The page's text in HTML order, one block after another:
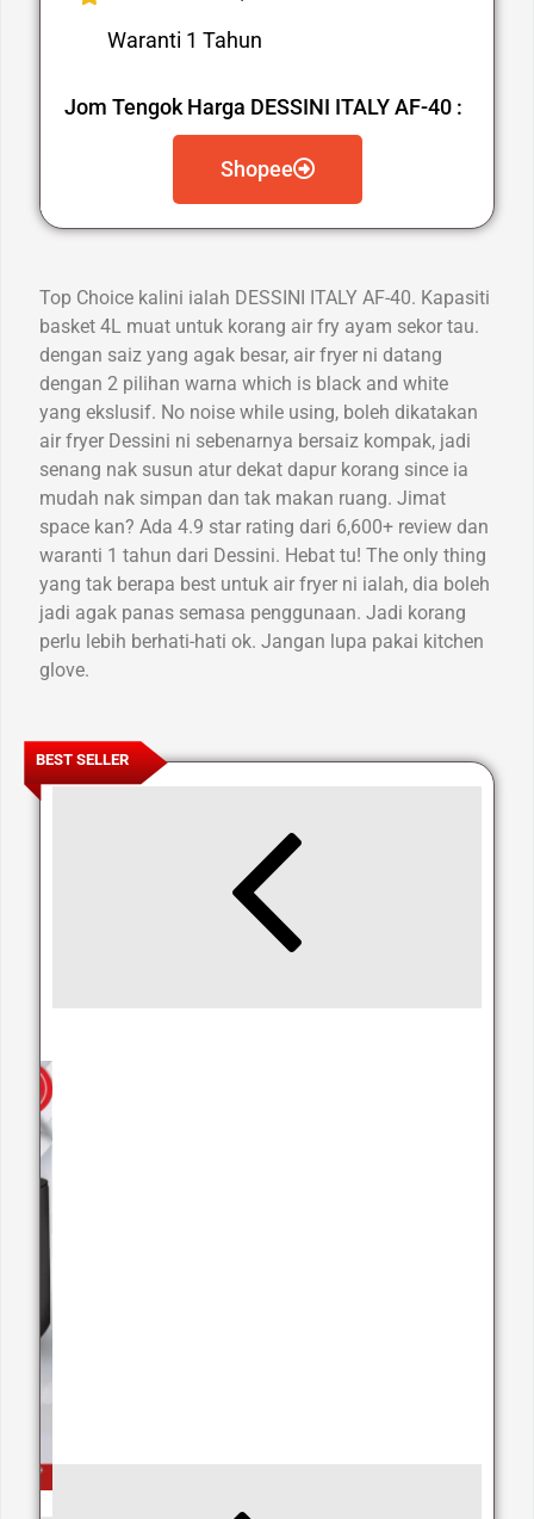
Waranti 1 Tahun
Jom Tengok Harga DESSINI ITALY AF-40 :
Shopee
Top Choice kalini ialah DESSINI ITALY AF-40. Kapasiti
basket 4L muat untuk korang air fry ayam sekor tau.
dengan saiz yang agak besar, air fryer ni datang
dengan 2 pilihan warna which is black and white
yang ekslusif. No noise while using, boleh dikatakan
air fryer Dessini ni sebenarnya bersaiz kompak, jadi
senang nak susun atur dekat dapur korang since ia
mudah nak simpan dan tak makan ruang. Jimat
space kan? Ada 4.9 star rating dari 6,600+ review dan
waranti 1 tahun dari Dessini. Hebat tu! The only thing
yang tak berapa best untuk air fryer ni ialah, dia boleh
jadi agak panas semasa penggunaan. Jadi korang
perlu lebih berhati-hati ok. Jangan lupa pakai kitchen
glove.
BEST SELLER